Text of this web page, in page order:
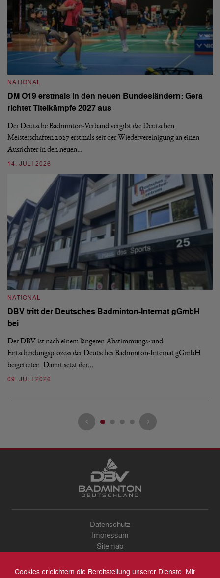
NATIONAL
DM O19 erstmals in den neuen Bundesländern: Gera
richtet Titelkämpfe 2027 aus
Der Deutsche Badminton-Verband vergibt die Deutschen
Meisterschaften 2027 erstmals seit der Wiedervereinigung an einen
Ausrichter in den neuen…
14. JULI 2026
NATIONAL
DBV tritt der Deutsches Badminton-Internat gGmbH
bei
Der DBV ist nach einem längeren Abstimmungs- und
Entscheidungsprozess der Deutsches Badminton-Internat gGmbH
beigetreten. Damit setzt der…
09. JULI 2026
Datenschutz
Impressum
Sitemap
Archiv
Cookies erleichtern die Bereitstellung unserer Dienste. Mit